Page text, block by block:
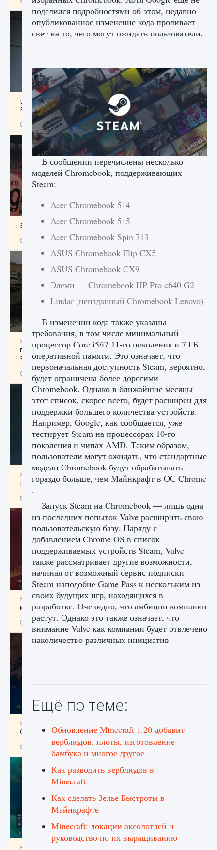
Все новые функции в режиме карьеры EA
FC 25
9 августа 2024 2 096 0 2
Входят ли «Милан» и «Интер» в EA FC 25
9 августа 2024 2 064 0
Как исправить текстовую ошибку
пользовательского интерфейса Delta
Force Hawk Ops
9 августа 2024 1 945
Как проверить статус сервера Delta Force
Hawk Ops
Как приручить существ джунглей Нари в
игре Creatures of Ava
9 августа 2024 1 218 0 0
Как разблокировать заклинание Крист в
Creatures of Ava
9 августа 2024 1 393 0 0
Как приручить существ из степей Тамура в
поделился подробностями об этом, недавно
опубликованное изменение кода проливает
свет на то, чего могут ожидать пользователи.
В сообщении перечислены несколько
моделей Chromebook, поддерживающих
Steam:
Acer Chromebook 514
Acer Chromebook 515
Acer Chromebook Spin 713
ASUS Chromebook Flip CX5
ASUS Chromebook CX9
Элеми — Chromebook HP Pro c640 G2
Lindar (неизданный Chromebook Lenovo)
В изменении кода также указаны
требования, в том числе минимальный
процессор Core i5/i7 11-го поколения и 7 ГБ
оперативной памяти. Это означает, что
первоначальная доступность Steam, вероятно,
будет ограничена более дорогими
Chromebook. Однако в ближайшие месяцы
этот список, скорее всего, будет расширен для
поддержки большего количества устройств.
Например, Google, как сообщается, уже
тестирует Steam на процессорах 10-го
поколения и чипах AMD. Таким образом,
пользователи могут ожидать, что стандартные
модели Chromebook будут обрабатывать
гораздо больше, чем Майнкрафт в ОС Chrome
.
Запуск Steam на Chromebook — лишь одна
из последних попыток Valve расширить свою
пользовательскую базу. Наряду с
добавлением Chrome OS в список
поддерживаемых устройств Steam, Valve
также рассматривает другие возможности,
начиная от возможный сервис подписки
Steam наподобие Game Pass к нескольким из
своих будущих игр, находящихся в
разработке. Очевидно, что амбиции компании
растут. Однако это также означает, что
внимание Valve как компании будет отвлечено
наколичество различных инициатив.
Ещё по теме:
Обновление Minecraft 1.20 добавит
верблюдов, плоты, изготовление
бамбука и многое другое
Как разводить верблюдов в
Minecraft
Как сделать Зелье Быстроты в
Майнкрафте
Minecraft: локации аксолотлей и
руководство по их выращиванию